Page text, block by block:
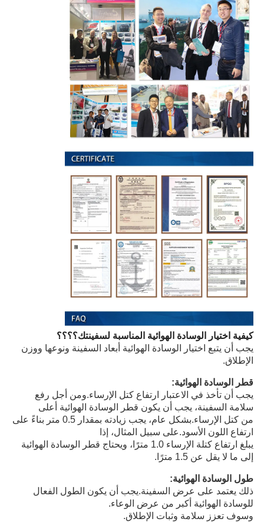
كيفية اختيار الوسادة الهوائية المناسبة لسفينتك؟؟؟؟
يجب أن يتبع اختيار الوسادة الهوائية أبعاد السفينة ونوعها ووزن
الإطلاق.
قطر الوسادة الهوائية:
يجب أن تأخذ في الاعتبار ارتفاع كتل الإرساء.ومن أجل رفع
سلامة السفينة، يجب أن يكون قطر الوسادة الهوائية أعلى
من كتل الإرساء.بشكل عام، يجب زيادته بمقدار 0.5 متر بناءً على
ارتفاع اللون الأسود.على سبيل المثال، إذا
يبلغ ارتفاع كتلة الإرساء 1.0 مترًا، ويحتاج قطر الوسادة الهوائية
إلى ما لا يقل عن 1.5 مترًا.
طول الوسادة الهوائية:
ذلك يعتمد على عرض السفينة.يجب أن يكون الطول الفعال
للوسادة الهوائية أكبر من عرض الوعاء.
وسوف تعزز سلامة وثبات الإطلاق.